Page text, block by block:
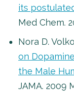
its
Med Chem.
Nora D.
on
the Male
JAMA. 2009